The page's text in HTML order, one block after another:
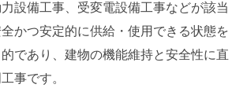
設備工事、受変電設備工事などが該当
かつ安定的に供給・使用できる状態を
であり、建物の機能維持と安全性に直
事です。